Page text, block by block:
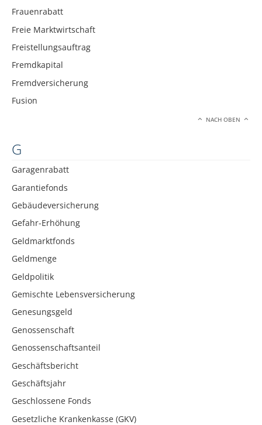
Frauenrabatt
Freie Marktwirtschaft
Freistellungsauftrag
Fremdkapital
Fremdversicherung
Fusion
NACH OBEN
G
Garagenrabatt
Garantiefonds
Gebäudeversicherung
Gefahr-Erhöhung
Geldmarktfonds
Geldmenge
Geldpolitik
Gemischte Lebensversicherung
Genesungsgeld
Genossenschaft
Genossenschaftsanteil
Geschäftsbericht
Geschäftsjahr
Geschlossene Fonds
Gesetzliche Krankenkasse (GKV)